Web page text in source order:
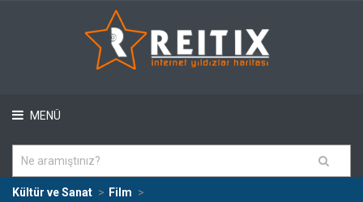
MENÜ
Kültür ve Sanat
Film